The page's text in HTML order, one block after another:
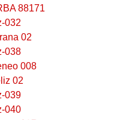
88171
032
02
038
008
02
039
040